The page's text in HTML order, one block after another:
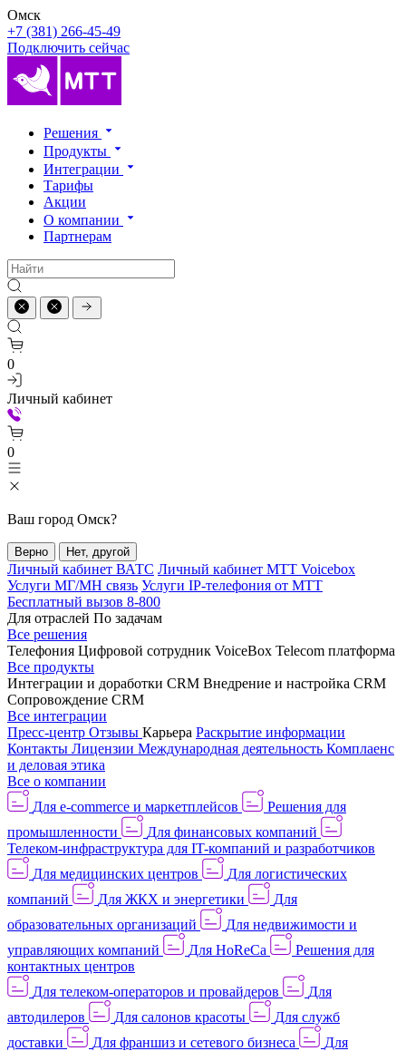
Омск
+7 (381) 266-45-49
Подключить сейчас
Решения
Продукты
Интеграции
Тарифы
Акции
О компании
Партнерам
0
Личный кабинет
0
Ваш город Омск?
Верно Нет, другой
Личный кабинет ВАТС Личный кабинет МТТ Voicebox
Услуги МГ/МН связь Услуги IP-телефония от МТТ
Бесплатный вызов 8-800
Для отраслей По задачам
Все решения
Телефония Цифровой сотрудник VoiceBox Telecom платформа
Все продукты
Интеграции и доработки CRM Внедрение и настройка CRM
Сопровождение CRM
Все интеграции
Пресс-центр Отзывы Карьера Раскрытие информации
Контакты Лицензии Международная деятельность Комплаенс
и деловая этика
Все о компании
Для e-commerce и маркетплейсов
Решения для
промышленности
Для финансовых компаний
Телеком-инфраструктура для IT-компаний и разработчиков
Для медицинских центров
Для логистических
компаний
Для ЖКХ и энергетики
Для
образовательных организаций
Для недвижимости и
управляющих компаний
Для HoReCa
Решения для
контактных центров
Для телеком-операторов и провайдеров
Для
автодилеров
Для салонов красоты
Для служб
доставки
Для франшиз и сетевого бизнеса
Для